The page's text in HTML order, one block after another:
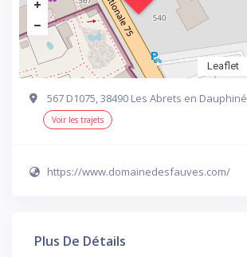
Leaflet
567 D1075, 38490 Les Abrets en Dauphiné
Voir les trajets
https://www.domainedesfauves.com/
Plus De Détails